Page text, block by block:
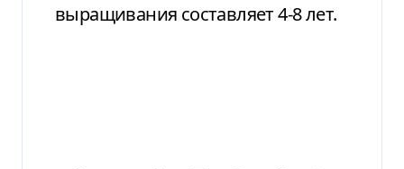
выращивания составляет 4-8 лет.